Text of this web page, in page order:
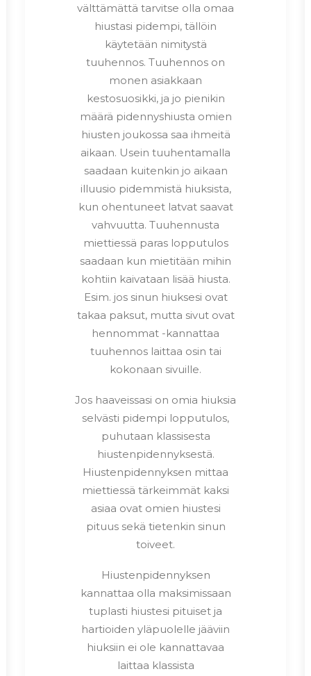
välttämättä tarvitse olla omaa
hiustasi pidempi, tällöin
käytetään nimitystä
tuuhennos. Tuuhennos on
monen asiakkaan
kestosuosikki, ja jo pienikin
määrä pidennyshiusta omien
hiusten joukossa saa ihmeitä
aikaan. Usein tuuhentamalla
saadaan kuitenkin jo aikaan
illuusio pidemmistä hiuksista,
kun ohentuneet latvat saavat
vahvuutta. Tuuhennusta
miettiessä paras lopputulos
saadaan kun mietitään mihin
kohtiin kaivataan lisää hiusta.
Esim. jos sinun hiuksesi ovat
takaa paksut, mutta sivut ovat
hennommat -kannattaa
tuuhennos laittaa osin tai
kokonaan sivuille.
Jos haaveissasi on omia hiuksia
selvästi pidempi lopputulos,
puhutaan klassisesta
hiustenpidennyksestä.
Hiustenpidennyksen mittaa
miettiessä tärkeimmät kaksi
asiaa ovat omien hiustesi
pituus sekä tietenkin sinun
toiveet.
Hiustenpidennyksen
kannattaa olla maksimissaan
tuplasti hiustesi pituiset ja
hartioiden yläpuolelle jääviin
hiuksiin ei ole kannattavaa
laittaa klassista